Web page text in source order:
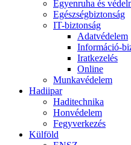
Egyenruha és
Egészségbiztonság
IT-biztonság
Adatvédelem
Információ-
Iratkezelés
Online
Munkavédelem
Hadiipar
Haditechnika
Honvédelem
Fegyverkezés
Külföld